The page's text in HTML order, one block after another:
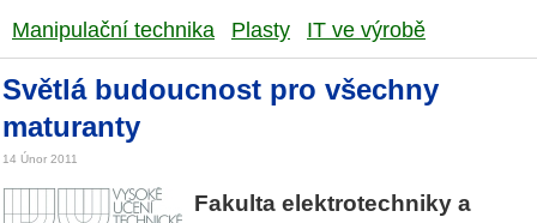
Manipulační technika
Plasty IT ve výrobě
Světlá budoucnost pro všechny
maturanty
14 Únor 2011
Fakulta elektrotechniky a